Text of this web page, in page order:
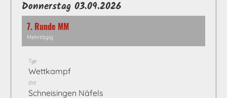
Donnerstag 03.09.2026
7. Runde MM
Mehrtägig
Typ
Wettkampf
Ort
Schneisingen Näfels